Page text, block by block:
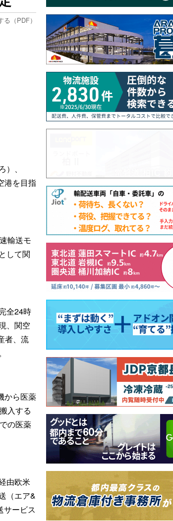
（PDF）
、
港を目指
輸送モ
して関
全24時
、関空
者、流
から医薬
入する
の医薬
由欧米
（エア&
サービス